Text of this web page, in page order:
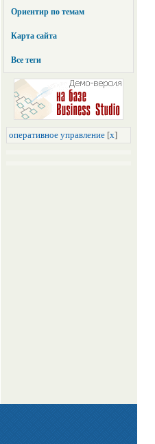
Ориентир по темам
Карта сайта
Все теги
оперативное управление [x]